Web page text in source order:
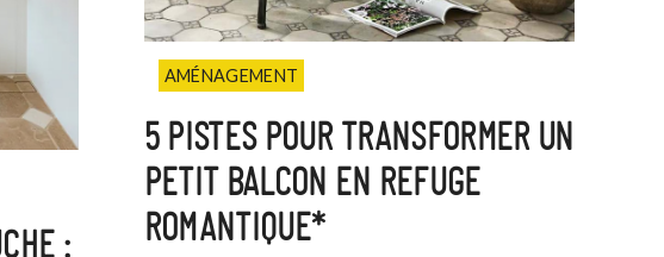
AMÉNAGEMENT
5 PISTES POUR TRANSFORMER UN
PETIT BALCON EN REFUGE
ROMANTIQUE*
: